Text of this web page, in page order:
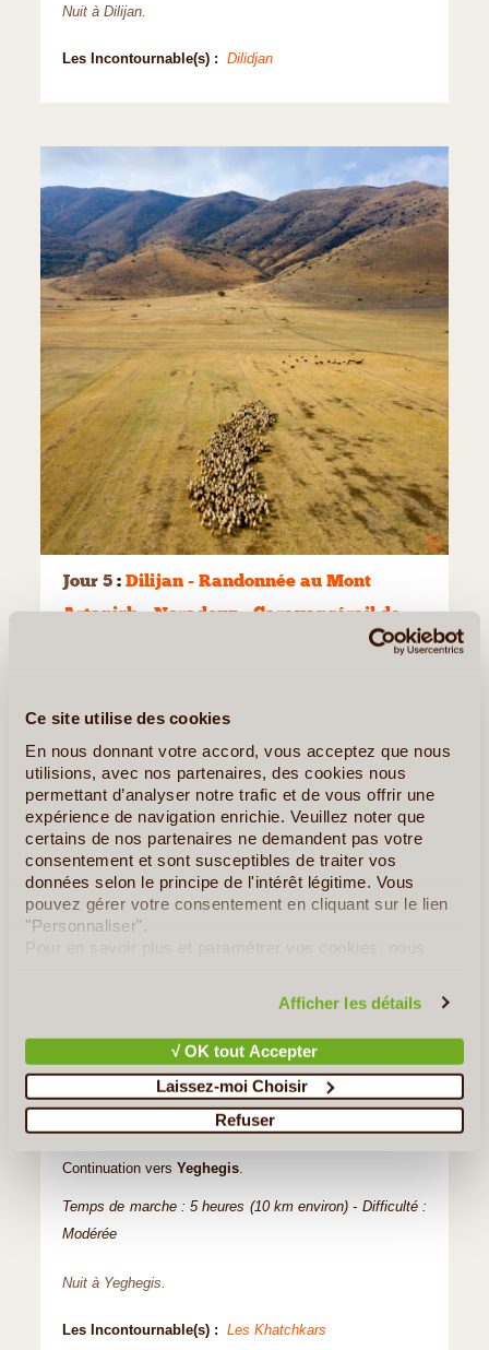
Ce site utilise des cookies
En nous donnant votre accord, vous acceptez que nous
utilisions, avec nos partenaires, des cookies nous
permettant d’analyser notre trafic et de vous offrir une
expérience de navigation enrichie. Veuillez noter que
certains de nos partenaires ne demandent pas votre
consentement et sont susceptibles de traiter vos
données selon le principe de l'intérêt légitime. Vous
pouvez gérer votre consentement en cliquant sur le lien
"Personnaliser".
Pour en savoir plus et paramétrer vos cookies, nous
Afficher les détails
√ OK tout Accepter
Laissez-moi Choisir
Refuser
Nuit à Dilijan.
Les Incontournable(s) : Dilidjan
©
Jour 5 : Dilijan - Randonnée au Mont
Artanish - Noradouz - Caravansérail de
vers le lac Sevan pour y entamer
Mont Artanish
En gravissant le mont Artanish, les panoramas
deviennent de plus en plus spectaculaires. Depuis son
sommet, à environ 2 450 mètres d’altitude, vous
profiterez d’une vue à 360° imprenable sur le lac et les
montagnes qui l’entourent.
Après la randonnée, route vers
Notre dernière étape de la journée sera
de Selim, édifié sur l’ancienne Route de la Soie.
Autrefois, il offrait abri, nourriture et repos aux
marchands, voyageurs et à leurs animaux.
Continuation vers Yeghegis.
Temps de marche : 5 heures (10 km environ) - Difficulté :
Modérée
Nuit à Yeghegis.
Les Incontournable(s) : Les Khatchkars